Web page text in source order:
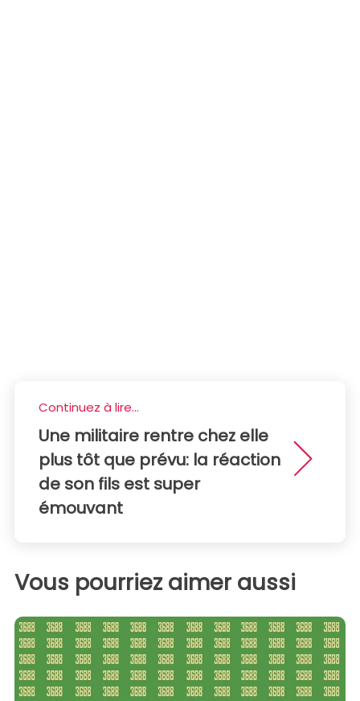
Continuez à lire...
Une militaire rentre chez elle
plus tôt que prévu: la réaction
de son fils est super
émouvant
Vous pourriez aimer aussi